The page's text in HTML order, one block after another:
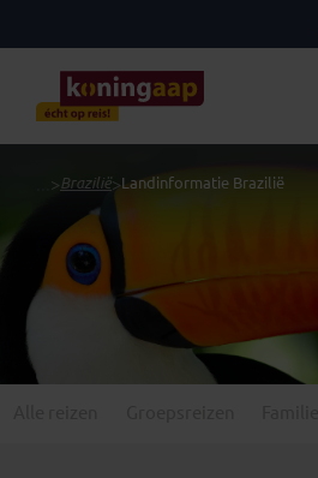
> Brazilië>Landinformatie Brazilië